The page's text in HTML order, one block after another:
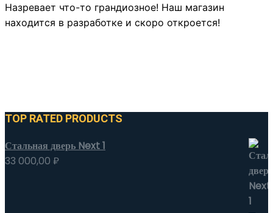
Назревает что-то грандиозное! Наш магазин
находится в разработке и скоро откроется!
TOP RATED PRODUCTS
Стальная дверь Next 1
33 000,00 ₽